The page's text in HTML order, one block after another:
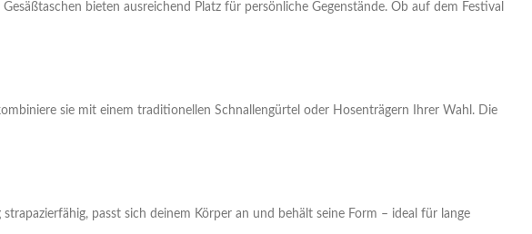
bieten ausreichend Platz für persönliche Gegenstände. Ob auf dem Festival
sie mit einem traditionellen Schnallengürtel oder Hosenträgern Ihrer Wahl. Die
passt sich deinem Körper an und behält seine Form – ideal für lange